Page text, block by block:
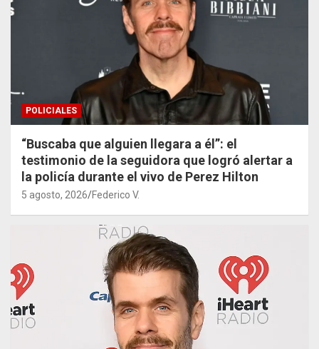
POLICIALES
“Buscaba que alguien llegara a él”: el
testimonio de la seguidora que logró alertar a
la policía durante el vivo de Perez Hilton
5 agosto, 2026 Federico V.